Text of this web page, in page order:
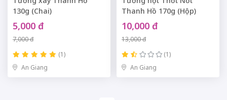
130g (Chai)
5,000 đ
7,000 đ
(1)
An Giang
Thanh Hồ 170g (Hộp)
10,000 đ
13,000 đ
(1)
An Giang